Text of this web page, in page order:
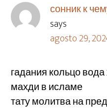
сонник к
says
agosto 29,
гадания кольцо
махди в исламе
тату молитва на